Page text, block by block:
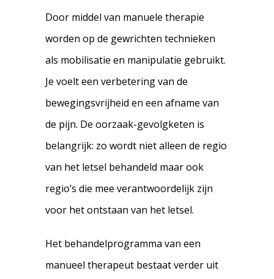
Door middel van manuele therapie
worden op de gewrichten technieken
als mobilisatie en manipulatie gebruikt.
Je voelt een verbetering van de
bewegingsvrijheid en een afname van
de pijn. De oorzaak-gevolgketen is
belangrijk: zo wordt niet alleen de regio
van het letsel behandeld maar ook
regio’s die mee verantwoordelijk zijn
voor het ontstaan van het letsel.
Het behandelprogramma van een
manueel therapeut bestaat verder uit